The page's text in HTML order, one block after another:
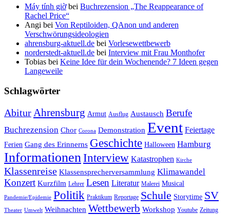
Máy tính giờbei Buchrezension „The Reappearance of
Rachel Price“
Angi bei Von Reptiloiden, QAnon und anderen
Verschwörungsideologien
ahrensburg-aktuell.de bei Vorlesewettbewerb
norderstedt-aktuell.de bei Interview mit Frau Monthofer
Tobias bei Keine Idee für dein Wochenende? 7 Ideen gegen
Langeweile
Schlagwörter
Abitur Ahrensburg Armut Ausflug Austausch Berufe
Buchrezension Chor Corona Demonstration Event Feiertage
Ferien Gang des Erinnerns Geschichte Halloween Hamburg
Informationen Interview Katastrophen Kirche
Klassenreise Klassensprecherversammlung Klimawandel
Konzert Kurzfilm Lehrer Lesen Literatur Malerei Musical
Pandemie/Epidemie Politik Praktikum Reportage Schule Storytime SV
Theater Umwelt Weihnachten Wettbewerb Workshop Youtube Zeitung